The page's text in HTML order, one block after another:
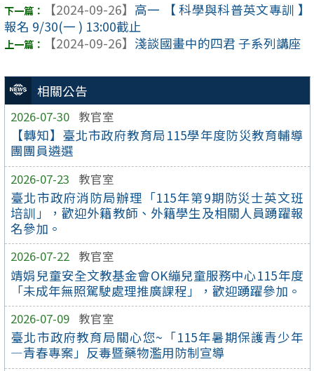
相關公告
2026-07-30 教官室
【轉知】臺北市政府教育局115學年度防災教育輔導
團團員遴選
2026-07-23 教官室
臺北市政府消防局辦理「115年第9期防災士英文班
培訓」，歡迎外籍教師、外籍學生及相關人員踴躍報
名參加。
2026-07-22 教官室
靖娟兒童安全文教基金會OK繃兒童服務中心115年度
「未成年無照駕駛處理推廣課程」，歡迎踴躍參加。
2026-07-09 教官室
臺北市政府教育局關心您~「115年暑期保護青少年
—青春專案」反毒暨藥物濫用防制宣導
【2024-09-26】 高一 【 科學與科普英文專訓 】
報名 9/30(一 ) 13:00截止
【2024-09-26】 淺談國畫中的四君 子系列講座